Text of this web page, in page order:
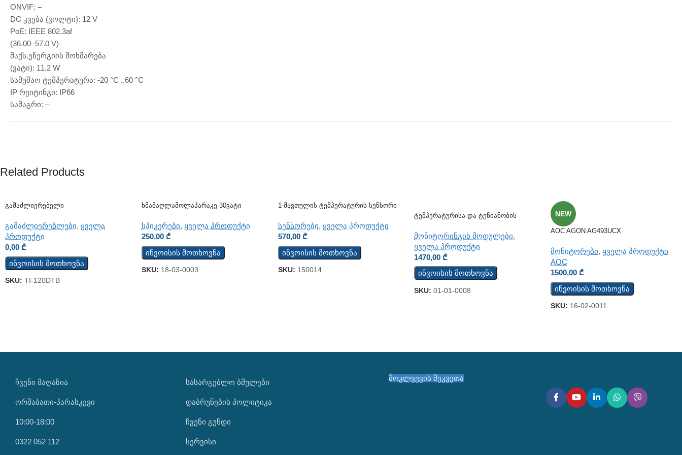
ONVIF: –
DC კვება (ვოლტი): 12 V
PoE: IEEE 802.3af
(36.00–57.0 V)
მაქს.ენერგიის მოხმარება
(ვატი): 11.2 W
სამუშაო ტემპერატურა: -20 °C ..60 °C
IP რეიტინგი: IP66
სამაგრი: –
Related Products
Გამაძლიერებელი
გამაძლიერებლები, ყველა
პროდუქტი
0,00 ₾
ინვოისის მოთხოვნა
SKU: TI-120DTB
Ხმამაღლამოლაპარაკე 30ვატი
სპიკერები, ყველა პროდუქტი
250,00 ₾
ინვოისის მოთხოვნა
SKU: 18-03-0003
1-Მავთულის Ტემპერატურის Სენსორი
სენსორები, ყველა პროდუქტი
570,00 ₾
ინვოისის მოთხოვნა
SKU: 150014
Ტემპერატურისა Და Ტენიანობის
მონიტორინგის მოდულები,
ყველა პროდუქტი
1470,00₾
ინვოისის მოთხოვნა
SKU:01-01-0008
NEW
AOC AGON AG493UCX
მონიტორები, ყველა პროდუქტი
AOC
1500,00₾
ინვოისის მოთხოვნა
SKU: 16-02-0011
ᲩᲕᲔᲜᲘ ᲛᲐᲦᲐᲖᲘᲐ
ორშაბათი-პარასკევი
10:00-18:00
0322 052 112
ᲡᲐᲡᲐᲠᲒᲔᲑᲚᲝ ᲑᲛᲣᲚᲔᲑᲘ
დაბრუნების პოლიტიკა
ჩვენი გუნდი
სერვისი
მოკლვევის შეკვეთა